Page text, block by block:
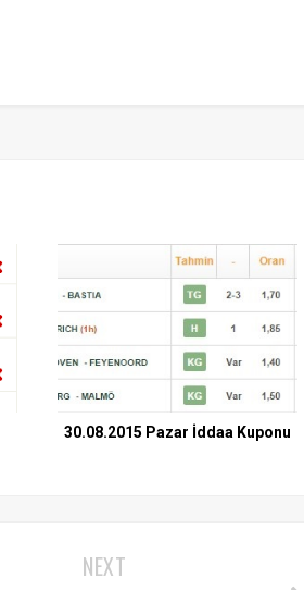
30.08.2015 Pazar İddaa Kuponu
NEXT